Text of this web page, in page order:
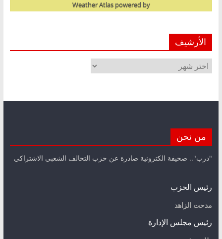
powered by
Weather Atlas
الأرشيف
الأرشيف
من نحن
"درب".. صحيفة الكترونية صادرة عن حزب التحالف الشعبي الاشتراكي
رئيس الحزب
مدحت الزاهد
رئيس مجلس الإدارة